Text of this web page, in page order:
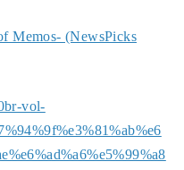
Memos- (NewsPicks
vol-